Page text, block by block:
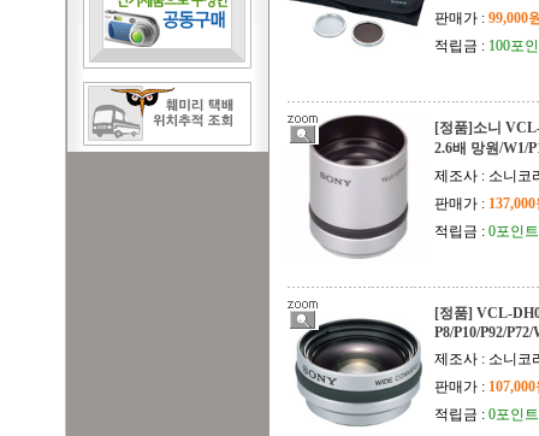
판매가 : 99,000
적립금 : 100포
[정품]소니
2.6배 망원/W1/
제조사 : 소니코
판매가 :
적립금 : 0포인트
[정품] VCL-
P8/P10/P92/
제조사 : 소니코
판매가 :
적립금 : 0포인트